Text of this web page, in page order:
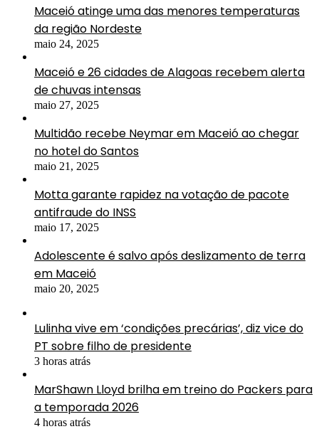
Maceió atinge uma das menores temperaturas
da região Nordeste
maio 24, 2025
Maceió e 26 cidades de Alagoas recebem alerta
de chuvas intensas
maio 27, 2025
Multidão recebe Neymar em Maceió ao chegar
no hotel do Santos
maio 21, 2025
Motta garante rapidez na votação de pacote
antifraude do INSS
maio 17, 2025
Adolescente é salvo após deslizamento de terra
em Maceió
maio 20, 2025
Lulinha vive em ‘condições precárias’, diz vice do
PT sobre filho de presidente
3 horas atrás
MarShawn Lloyd brilha em treino do Packers para
a temporada 2026
4 horas atrás